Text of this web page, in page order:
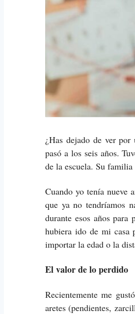
¿Has dejado de ver
pasó a los seis años.
de la escuela. Su
Cuando yo tenía nueve
que ya no tendríamos
durante esos años
hubiera ido de mi casa
importar la edad o la
El valor de lo perdido
Recientemente me
aretes (pendientes,